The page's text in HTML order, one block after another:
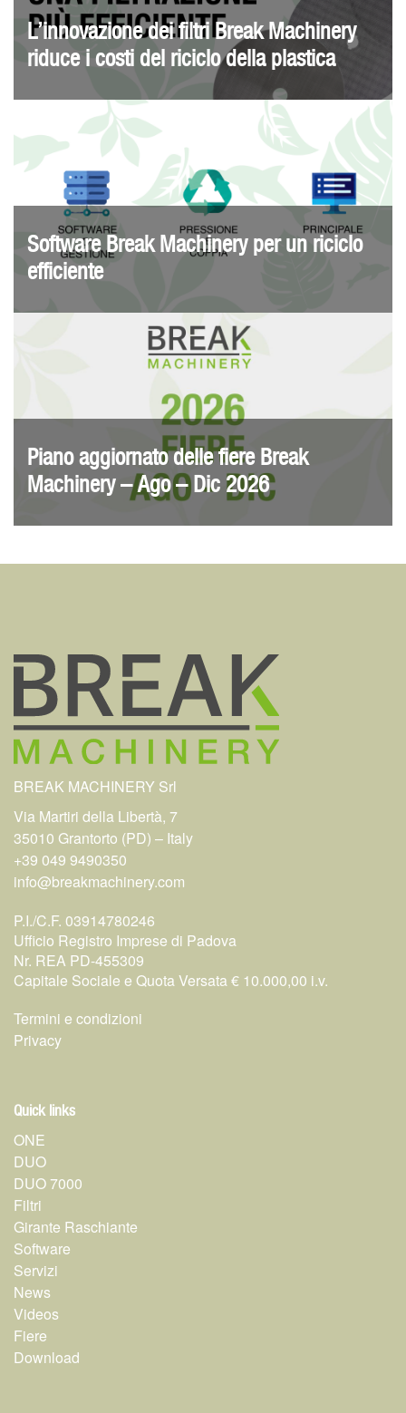
L’innovazione dei filtri Break Machinery
riduce i costi del riciclo della plastica
Software Break Machinery per un riciclo
efficiente
Piano aggiornato delle fiere Break
Machinery – Ago – Dic 2026
BREAK MACHINERY Srl
Via Martiri della Libertà, 7
35010 Grantorto (PD) – Italy
+39 049 9490350
info@breakmachinery.com
P.I./C.F. 03914780246
Ufficio Registro Imprese di Padova
Nr. REA PD-455309
Capitale Sociale e Quota Versata € 10.000,00 i.v.
Termini e condizioni
Privacy
Quick links
ONE
DUO
DUO 7000
Filtri
Girante Raschiante
Software
Servizi
News
Videos
Fiere
Download